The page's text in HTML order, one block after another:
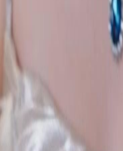
NetShort | All Rights Reserved